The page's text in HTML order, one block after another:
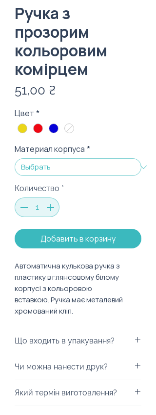
Ручка з
прозорим
кольоровим
комірцем
51,00 ₴
Цвет *
Материал корпуса *
Количество *
Добавить в корзину
Автоматична кулькова ручка з
пластику в глянсовому білому
корпусі з кольоровою
вставкою. Ручка має металевий
хромований кліп.
Характеристики:
Матеріал: пластик, метал
Колір стержня: синій
Що входить в упакування?
будь-яку коробку на ваш смак,
пакети з екологічних матеріалів,
дой-паки (тренд 2023 року) або
будь-який інший вид пакування.
Чи можна нанести друк?
можна нанести тамподрук,
гравіювання на обрану вами
Який термін виготовлення?